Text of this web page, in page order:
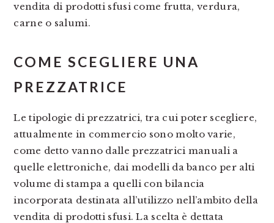
vendita di prodotti sfusi come frutta, verdura,
carne o salumi.
COME SCEGLIERE UNA
PREZZATRICE
Le tipologie di prezzatrici, tra cui poter scegliere,
attualmente in commercio sono molto varie,
come detto vanno dalle prezzatrici manuali a
quelle elettroniche, dai modelli da banco per alti
volume di stampa a quelli con bilancia
incorporata destinata all’utilizzo nell’ambito della
vendita di prodotti sfusi. La scelta è dettata